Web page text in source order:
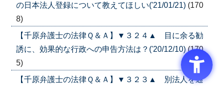
の日本法人登録について教えてほしい('21/01/21) (170
8)
【千原弁護士の法律Ｑ＆Ａ】▼３２４▲ 目に余る勧
誘に、効果的な行政への申告方法は？('20/12/10)(170
5)
【千原弁護士の法律Ｑ＆Ａ】▼３２３▲ 別法人を通